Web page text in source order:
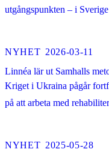
utgångspunkten – i
NYHET 2026-03-11
Linnéa lär ut Samhalls
Kriget i Ukraina pågår
på att arbeta med
NYHET 2025-05-28